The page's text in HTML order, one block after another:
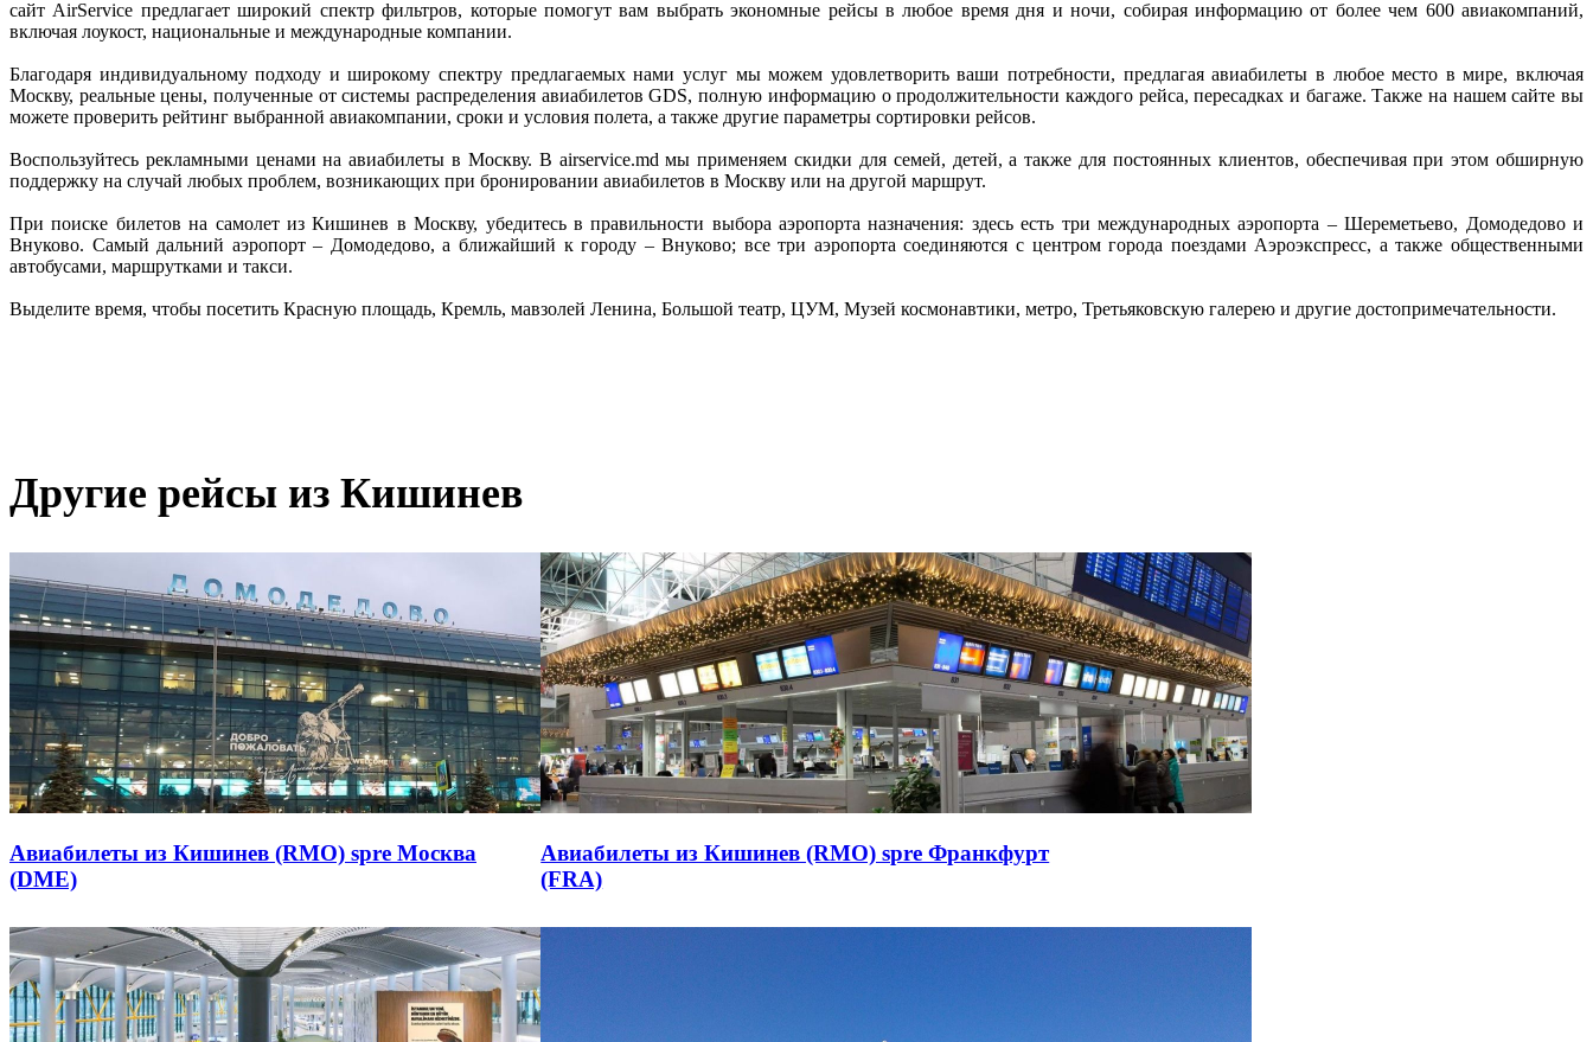
сайт AirService предлагает широкий спектр фильтров, которые помогут вам выбрать экономные рейсы в любое время дня и ночи, собирая информацию от более чем 600 авиакомпаний,
включая лоукост, национальные и международные компании.
Благодаря индивидуальному подходу и широкому спектру предлагаемых нами услуг мы можем удовлетворить ваши потребности, предлагая авиабилеты в любое место в мире, включая
Москву, реальные цены, полученные от системы распределения авиабилетов GDS, полную информацию о продолжительности каждого рейса, пересадках и багаже. Также на нашем сайте вы
можете проверить рейтинг выбранной авиакомпании, сроки и условия полета, а также другие параметры сортировки рейсов.
Воспользуйтесь рекламными ценами на авиабилеты в Москву. В airservice.md мы применяем скидки для семей, детей, а также для постоянных клиентов, обеспечивая при этом обширную
поддержку на случай любых проблем, возникающих при бронировании авиабилетов в Москву или на другой маршрут.
При поиске билетов на самолет из Кишинев в Москву, убедитесь в правильности выбора аэропорта назначения: здесь есть три международных аэропорта – Шереметьево, Домодедово и
Внуково. Самый дальний аэропорт – Домодедово, а ближайший к городу – Внуково; все три аэропорта соединяются с центром города поездами Аэроэкспресс, а также общественными
автобусами, маршрутками и такси.
Выделите время, чтобы посетить Красную площадь, Кремль, мавзолей Ленина, Большой театр, ЦУМ, Музей космонавтики, метро, Третьяковскую галерею и другие достопримечательности.
Другие рейсы из Кишинев
Авиабилеты из Кишинев (RMO) spre Москва
(DME)
Авиабилеты из Кишинев (RMO) spre Франкфурт
(FRA)